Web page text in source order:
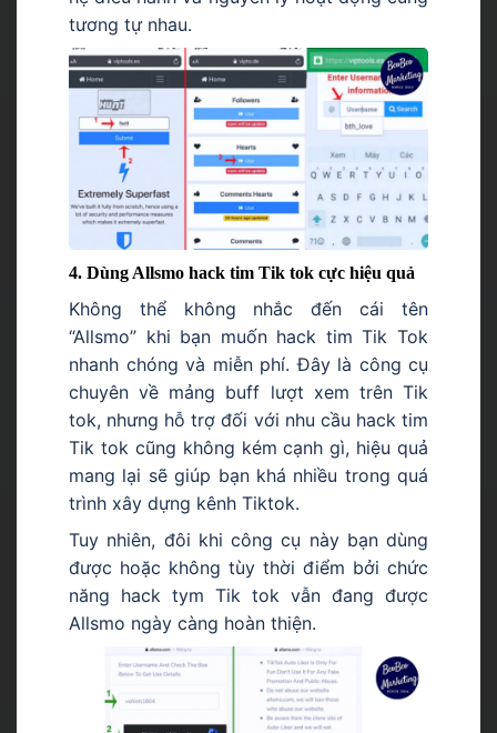
tương tự nhau.
4. Dùng Allsmo hack tim Tik tok cực hiệu quả
Không thể không nhắc đến cái tên
“Allsmo” khi bạn muốn hack tim Tik Tok
nhanh chóng và miễn phí. Đây là công cụ
chuyên về mảng buff lượt xem trên Tik
tok, nhưng hỗ trợ đối với nhu cầu hack tim
Tik tok cũng không kém cạnh gì, hiệu quả
mang lại sẽ giúp bạn khá nhiều trong quá
trình xây dựng kênh Tiktok.
Tuy nhiên, đôi khi công cụ này bạn dùng
được hoặc không tùy thời điểm bởi chức
năng hack tym Tik tok vẫn đang được
Allsmo ngày càng hoàn thiện.